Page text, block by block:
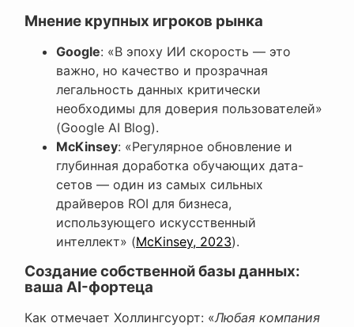
Мнение крупных игроков рынка
Google: «В эпоху ИИ скорость — это
важно, но качество и прозрачная
легальность данных критически
необходимы для доверия пользователей»
(Google AI Blog).
McKinsey: «Регулярное обновление и
глубинная доработка обучающих дата-
сетов — один из самых сильных
драйверов ROI для бизнеса,
использующего искусственный
интеллект» (McKinsey, 2023).
Создание собственной базы данных:
ваша AI-фортеца
Как отмечает Холлингсуорт: «Любая компания